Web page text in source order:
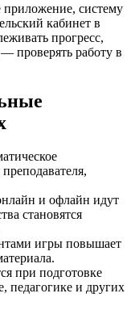
систему
кабинет в
прогресс,
проверять работу в
и офлайн идут
становятся
игры повышает
при подготовке
педагогике и других